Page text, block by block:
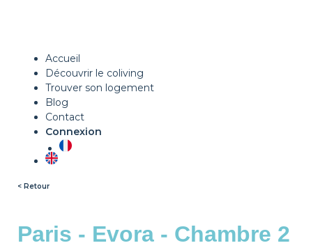
Accueil
Découvrir le coliving
Trouver son logement
Blog
Contact
Connexion
< Retour
Paris - Evora - Chambre 2